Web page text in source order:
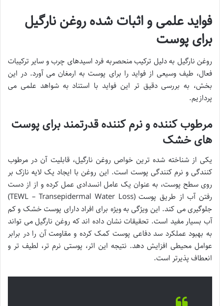
فواید علمی و اثبات شده روغن نارگیل
برای پوست
روغن نارگیل به دلیل ترکیب منحصربه فرد اسیدهای چرب و سایر ترکیبات
فعال، طیف وسیعی از فواید را برای پوست به ارمغان می آورد. در این
بخش، به بررسی دقیق تر این فواید با استناد به شواهد علمی می
پردازیم.
مرطوب کننده و نرم کننده قدرتمند برای پوست
های خشک
یکی از شناخته شده ترین خواص روغن نارگیل، قابلیت آن در مرطوب
کنندگی و نرم کنندگی پوست است. این روغن با ایجاد یک لایه نازک بر
روی سطح پوست، به عنوان یک عامل انسدادی عمل کرده و از از دست
رفتن آب از طریق پوست (TEWL – Transepidermal Water Loss)
جلوگیری می کند. این ویژگی به ویژه برای افراد دارای پوست خشک و کم
آب بسیار مفید است. تحقیقات نشان داده اند که روغن نارگیل می تواند
به بهبود عملکرد سد دفاعی پوست کمک کرده و مقاومت آن را در برابر
عوامل محیطی افزایش دهد. نتیجه این اثر، پوستی نرم تر، لطیف تر و
انعطاف پذیرتر است.